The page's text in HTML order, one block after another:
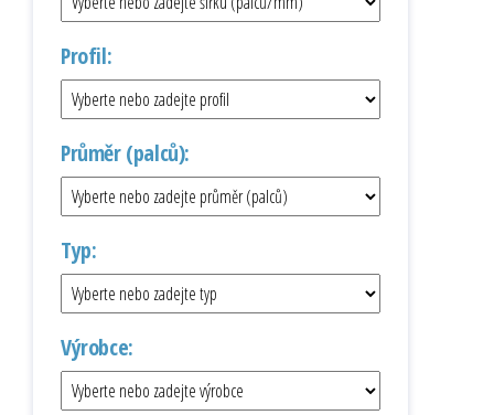
Profil:
Průměr (palců):
Typ:
Výrobce: